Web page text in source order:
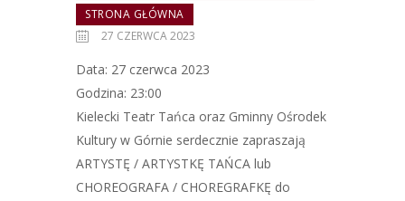
STRONA GŁÓWNA
27 CZERWCA 2023
Data: 27 czerwca 2023
Godzina: 23:00
Kielecki Teatr Tańca oraz Gminny Ośrodek
Kultury w Górnie serdecznie zapraszają
ARTYSTĘ / ARTYSTKĘ TAŃCA lub
CHOREOGRAFA / CHOREGRAFKĘ do